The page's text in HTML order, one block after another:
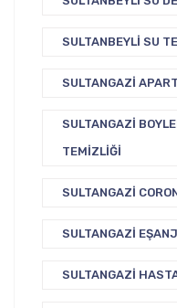
SULTANBEYLI SU
SULTANGAZI
SULTANGAZI
TEMIZLIĞI
SULTANGAZI
SULTANGAZI
SULTANGAZI